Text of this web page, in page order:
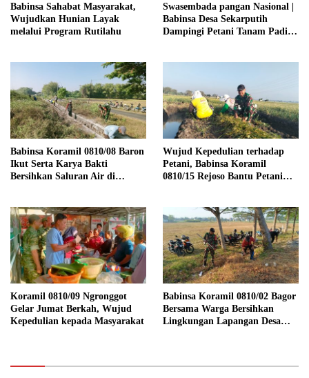
Babinsa Sahabat Masyarakat,
Wujudkan Hunian Layak
melalui Program Rutilahu
Swasembada pangan Nasional |
Babinsa Desa Sekarputih
Dampingi Petani Tanam Padi,
Babinsa Koramil 0810/08 Baron
Ikut Serta Karya Bakti
Bersihkan Saluran Air di
Wujud Kepedulian terhadap
Petani, Babinsa Koramil
0810/15 Rejoso Bantu Petani
Koramil 0810/09 Ngronggot
Gelar Jumat Berkah, Wujud
Kepedulian kepada Masyarakat
Babinsa Koramil 0810/02 Bagor
Bersama Warga Bersihkan
Lingkungan Lapangan Desa